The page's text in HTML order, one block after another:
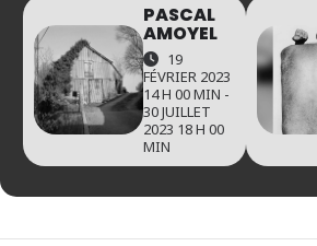
PASCAL
AMOYEL
19
FÉVRIER 2023
14 H 00 MIN -
30 JUILLET
2023 18 H 00
MIN